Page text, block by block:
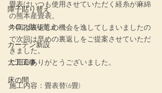
障子貼り替え
クロス貼り替え
カーテン新設
大工工事
床の間
畳表はいつも使用させていただく経糸が麻綿
の熊本産畳表。
今回は裏返しの機会を逸してしまいましたの
で次回は早めの裏返しをご提案させていただ
きました。
ご用命ありがとうございました。
施工内容： 畳表替(6畳)